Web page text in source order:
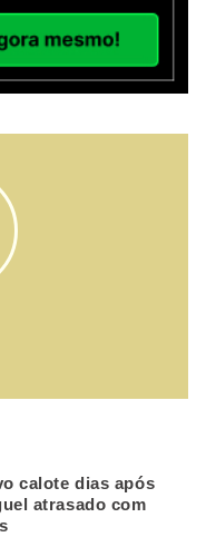
calote dias após
atrasado com